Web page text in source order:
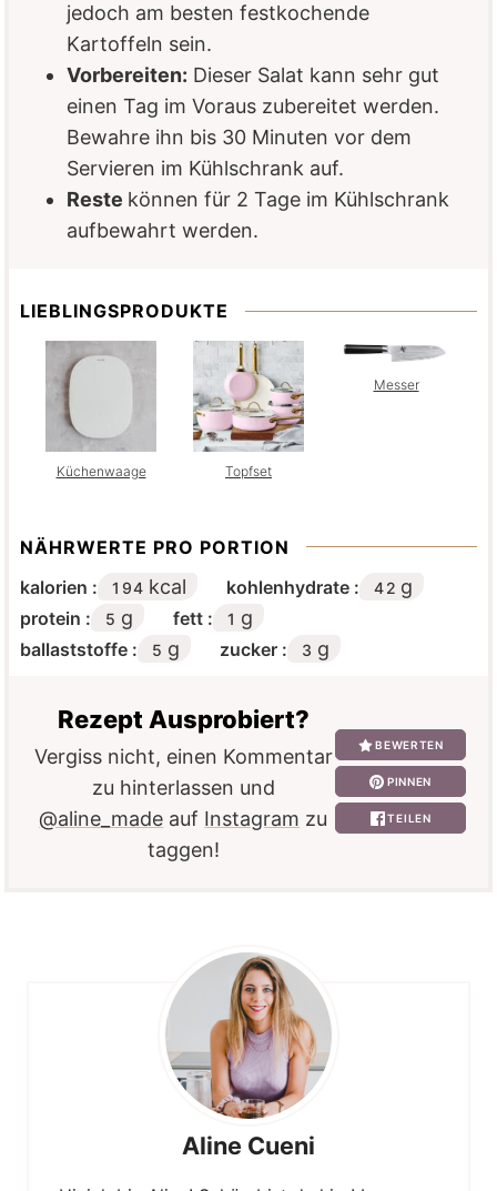
jedoch am besten festkochende
Kartoffeln sein.
Vorbereiten: Dieser Salat kann sehr gut
einen Tag im Voraus zubereitet werden.
Bewahre ihn bis 30 Minuten vor dem
Servieren im Kühlschrank auf.
Reste können für 2 Tage im Kühlschrank
aufbewahrt werden.
LIEBLINGSPRODUKTE
Küchenwaage Topfset
Messer
NÄHRWERTE PRO PORTION
kalorien :
194 kcal kohlenhydrate : 42 g
protein : 5 g fett : 1 g
ballaststoffe : 5 g zucker : 3 g
Rezept Ausprobiert?
Vergiss nicht, einen Kommentar
zu hinterlassen und
@aline_made auf Instagram zu
taggen!
BEWERTEN
PINNEN
TEILEN
Aline Cueni